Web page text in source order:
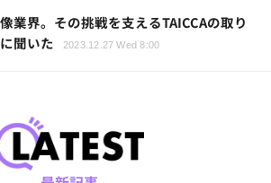
業界。その挑戦を支えるTAICCAの取り
聞いた
2023.12.27 Wed 8:00